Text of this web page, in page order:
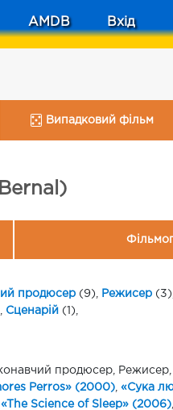
AMDB Вхід
Випадковий фільм
продюсер(9), Режисер(3),
Сценарій (1),
продюсер, Режисер,
Perros» (2000) «Сука
«The Science of Sleep» (2006)